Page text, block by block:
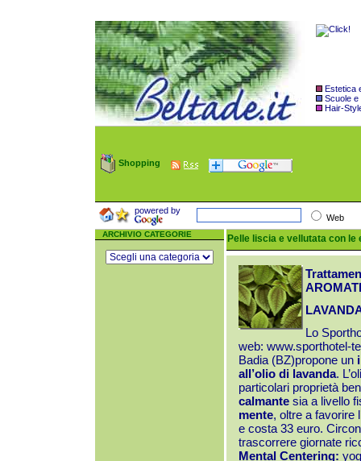
Estetica
Scuole e
Hair-
Shopping
powered by
Web
ARCHIVIO CATEGORIE Pelle liscia e vellutata con le
Lo
web: www.sporthotel-
Badia (BZ)propone un
all’olio di lavanda.
particolari proprietà
calmante sia a livello
mente, oltre a favorire
e costa 33 euro.
trascorrere giornate
Mental Centering: